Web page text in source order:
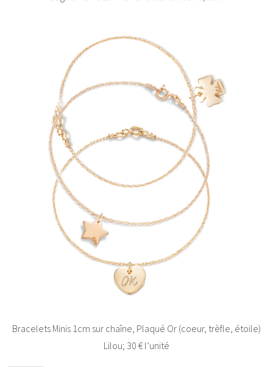
Bracelets Minis 1cm sur chaîne, Plaqué Or (coeur, trèfle, étoile)
Lilou; 30 € l’unité